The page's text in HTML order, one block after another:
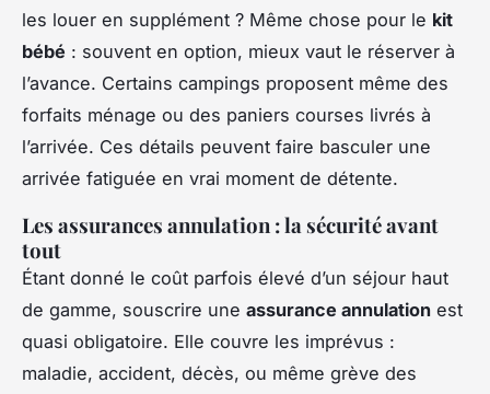
les louer en supplément ? Même chose pour le kit
bébé : souvent en option, mieux vaut le réserver à
l’avance. Certains campings proposent même des
forfaits ménage ou des paniers courses livrés à
l’arrivée. Ces détails peuvent faire basculer une
arrivée fatiguée en vrai moment de détente.
Les assurances annulation : la sécurité avant
tout
Étant donné le coût parfois élevé d’un séjour haut
de gamme, souscrire une assurance annulation est
quasi obligatoire. Elle couvre les imprévus :
maladie, accident, décès, ou même grève des